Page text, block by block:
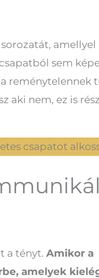
amellyel
sem
reménytelennek
aki nem, ez is
csapatot
a tényt.Amikor a
amelyek